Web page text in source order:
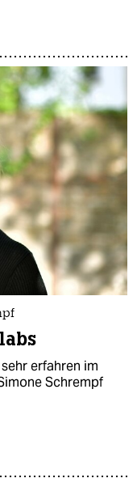
erfahren im
Schrempf